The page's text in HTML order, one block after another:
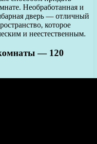
Необработанная и
дверь — отличный
которое
и неестественным.
— 120